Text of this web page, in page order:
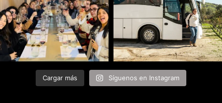
Cargar más Síguenos en Instagram